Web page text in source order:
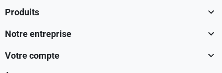
Produits 
Notre entreprise 
Votre compte 